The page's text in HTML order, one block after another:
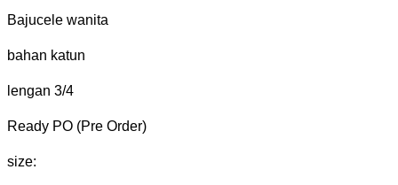
Bajucele wanita
bahan katun
lengan 3/4
Ready PO (Pre Order)
size: